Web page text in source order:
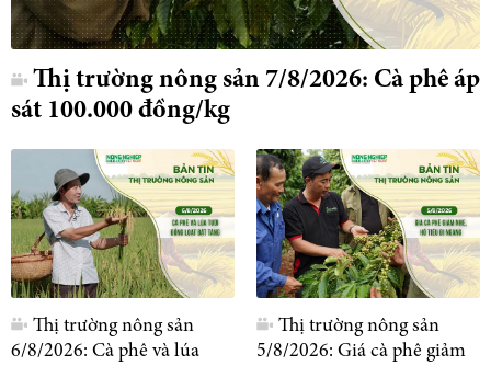
Thị trường nông sản 7/8/2026: Cà phê áp
sát 100.000 đồng/kg
Thị trường nông sản
6/8/2026: Cà phê và lúa
Thị trường nông sản
5/8/2026: Giá cà phê giảm